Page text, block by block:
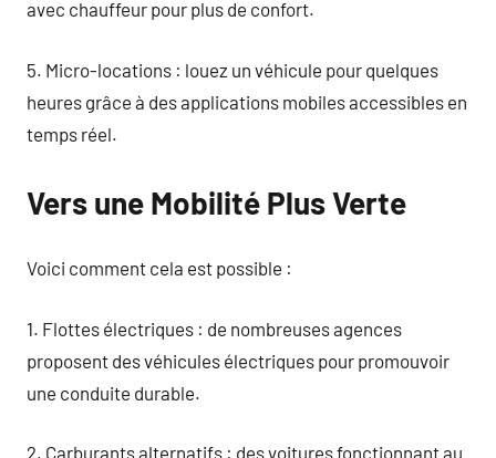
avec chauffeur pour plus de confort.
5. Micro-locations : louez un véhicule pour quelques
heures grâce à des applications mobiles accessibles en
temps réel.
Vers une Mobilité Plus Verte
Voici comment cela est possible :
1. Flottes électriques : de nombreuses agences
proposent des véhicules électriques pour promouvoir
une conduite durable.
2. Carburants alternatifs : des voitures fonctionnant au